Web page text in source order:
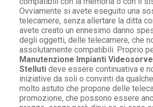
Ovviamente si avete eseguito una
telecamere, senza allertare la ditta
avete creato un ennesimo danno
degli oggetti, delle telecamere, che
assolutamente compatibili. Proprio
Manutenzione Impianti
Stelluti deve essere continuativa e
iniziative da soli o convinti da
molto astuto che propone delle
promozione, che possono essere